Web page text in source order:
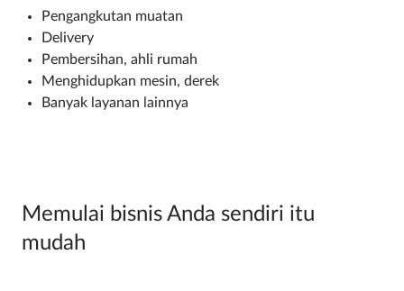
Pengangkutan muatan
Delivery
Pembersihan, ahli rumah
Menghidupkan mesin, derek
Banyak layanan lainnya
Memulai bisnis Anda sendiri itu
mudah